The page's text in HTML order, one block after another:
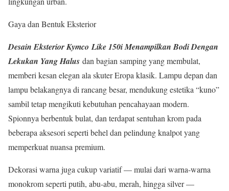
Gaya dan Bentuk Eksterior
Desain Eksterior Kymco Like 150i Menampilkan Bodi Dengan
Lekukan Yang Halus dan bagian samping yang membulat,
memberi kesan elegan ala skuter Eropa klasik. Lampu depan dan
lampu belakangnya di rancang besar, mendukung estetika “kuno”
sambil tetap mengikuti kebutuhan pencahayaan modern.
Spionnya berbentuk bulat, dan terdapat sentuhan krom pada
beberapa aksesori seperti behel dan pelindung knalpot yang
memperkuat nuansa premium.
Dekorasi warna juga cukup variatif — mulai dari warna-warna
monokrom seperti putih, abu-abu, merah, hingga silver —